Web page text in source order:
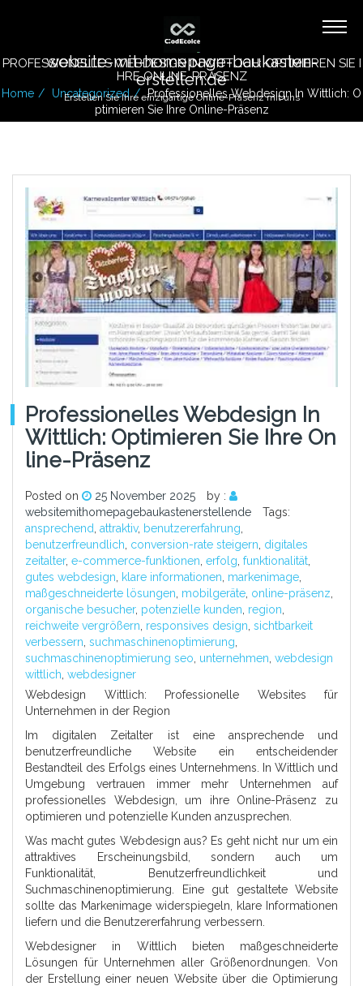
website-mit-homepage-baukasten-
erstellen.de
Erstellen Sie Ihre einzigartige Online-Präsenz mit uns
PROFESSIONELLES WEBDESIGN IN WITTLICH: OPTIMIEREN SIE I
HRE ONLINE-PRÄSENZ
Home Uncategorized
Professionelles Webdesign In Wittlich: O
Ptimieren Sie Ihre Online-Präsenz
Professionelles Webdesign In
Wittlich: Optimieren Sie Ihre On
Line-Präsenz
Posted on 25 November 2025
by :
websitemithomepagebaukastenerstellende
Tags:
ansprechend attraktiv, benutzererfahrung
benutzerfreundlich conversion-rate steigern digitales
zeitalter, e-commerce-funktionen erfolg funktionalität
gutes webdesign
klare informationen markenimage
maßgeschneiderte lösungen mobilgeräte online-präsenz
organische besucher, potenzielle kunden region
reichweite vergrößern responsives design sichtbarkeit
verbessern suchmaschinenoptimierung
suchmaschinenoptimierung seo unternehmen webdesign
wittlich webdesigner
Webdesign Wittlich: Professionelle Websites für
Unternehmen in der Region
Im digitalen Zeitalter ist eine ansprechende und
benutzerfreundliche Website ein entscheidender
Bestandteil des Erfolgs eines Unternehmens. In Wittlich und
Umgebung vertrauen immer mehr Unternehmen auf
professionelles Webdesign, um ihre Online-Präsenz zu
optimieren und potenzielle Kunden anzusprechen.
Was macht gutes Webdesign aus? Es geht nicht nur um ein
attraktives Erscheinungsbild, sondern auch um
Funktionalität, Benutzerfreundlichkeit und
Suchmaschinenoptimierung. Eine gut gestaltete Website
sollte das Markenimage widerspiegeln, klare Informationen
liefern und die Benutzererfahrung verbessern.
Webdesigner in Wittlich bieten maßgeschneiderte
Lösungen für Unternehmen aller Größenordnungen. Von
der Erstellung einer neuen Website über die Optimierung